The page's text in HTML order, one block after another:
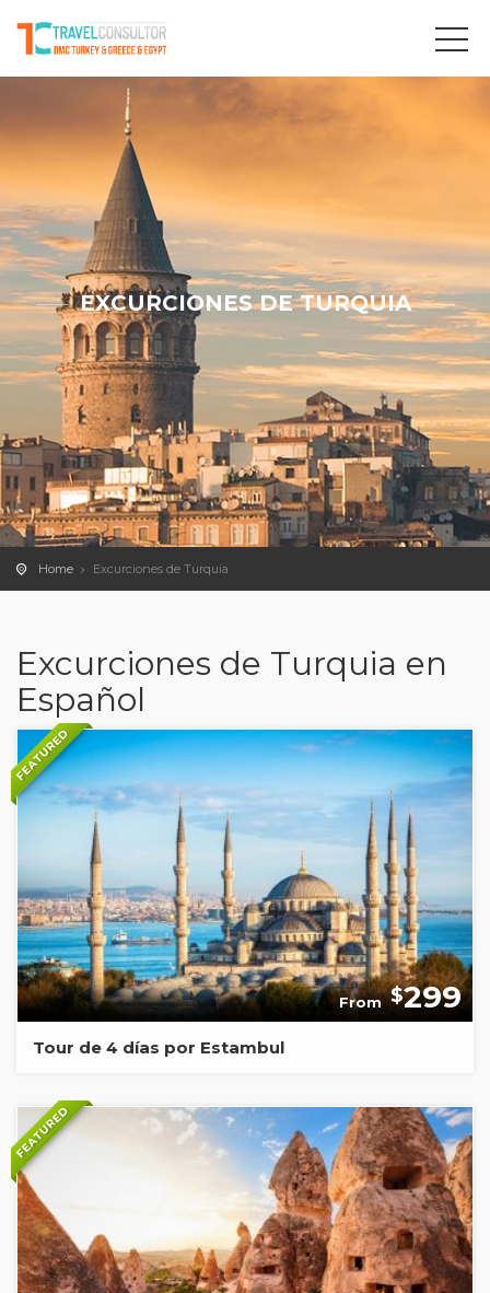
EXCURCIONES DE TURQUIA
Home Excurciones de Turquia
Excurciones de Turquia en
Español
FEATURED
From $299
Tour de 4 días por Estambul
FEATURED